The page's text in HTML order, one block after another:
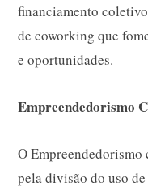
financiamento
de coworking que
e oportunidades.
Empreendedorismo
O
pela divisão do uso